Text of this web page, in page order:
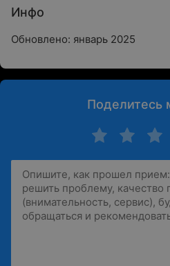
Инфо
Обновлено: январь 2025
Поделитесь